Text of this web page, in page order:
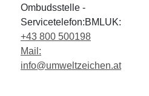
Ombudsstelle -
Servicetelefon:BMLUK:
+43 800 500198
Mail:
info@umweltzeichen.at